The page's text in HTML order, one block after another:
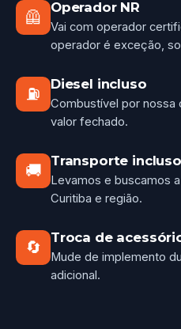
🦺
Operador NR
Vai com operador
operador é exceção,
⛽
Diesel incluso
Combustível por
valor fechado.
🚚
Transporte incluso
Levamos e buscamos
Curitiba e região.
🔄
Troca de
Mude de implemento
adicional.